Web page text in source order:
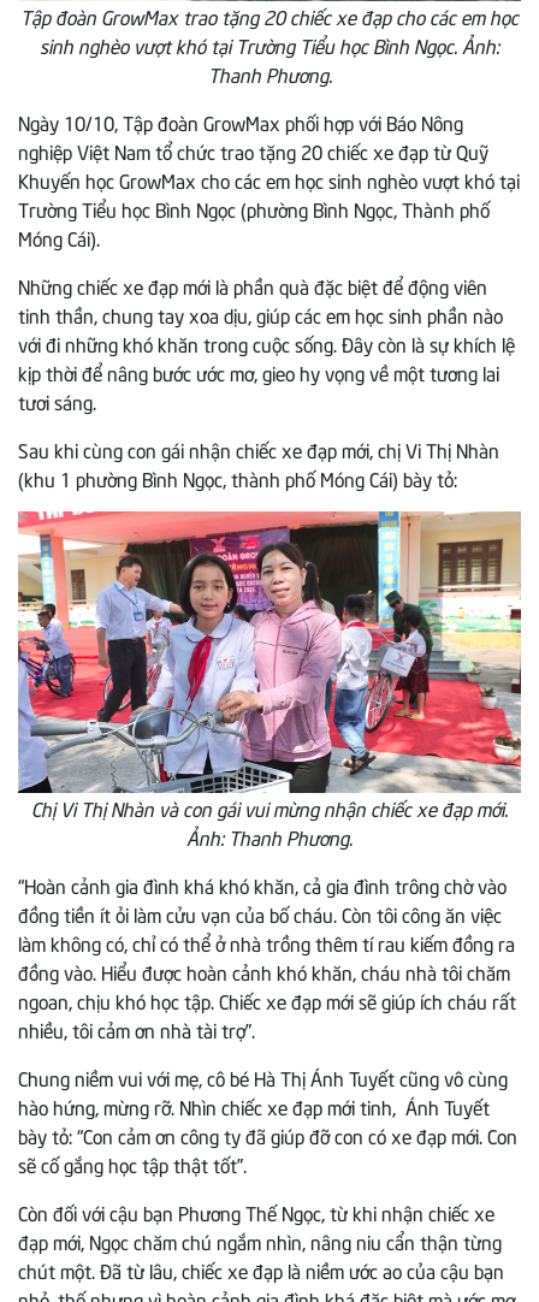
Tập đoàn GrowMax trao tặng 20 chiếc xe đạp cho các em học
sinh nghèo vượt khó tại Trường Tiểu học Bình Ngọc. Ảnh:
Thanh Phương.
Ngày 10/10, Tập đoàn GrowMax phối hợp với Báo Nông
nghiệp Việt Nam tổ chức trao tặng 20 chiếc xe đạp từ Quỹ
Khuyến học GrowMax cho các em học sinh nghèo vượt khó tại
Trường Tiểu học Bình Ngọc (phường Bình Ngọc, Thành phố
Móng Cái).
Những chiếc xe đạp mới là phần quà đặc biệt để động viên
tinh thần, chung tay xoa dịu, giúp các em học sinh phần nào
với đi những khó khăn trong cuộc sống. Đây còn là sự khích lệ
kịp thời để nâng bước ước mơ, gieo hy vọng về một tương lai
tươi sáng.
Sau khi cùng con gái nhận chiếc xe đạp mới, chị Vi Thị Nhàn
(khu 1 phường Bình Ngọc, thành phố Móng Cái) bày tỏ:
Chị Vi Thị Nhàn và con gái vui mừng nhận chiếc xe đạp mới.
Ảnh: Thanh Phương.
“Hoàn cảnh gia đình khá khó khăn, cả gia đình trông chờ vào
đồng tiền ít ỏi làm cửu vạn của bố cháu. Còn tôi công ăn việc
làm không có, chỉ có thể ở nhà trồng thêm tí rau kiếm đồng ra
đồng vào. Hiểu được hoàn cảnh khó khăn, cháu nhà tôi chăm
ngoan, chịu khó học tập. Chiếc xe đạp mới sẽ giúp ích cháu rất
nhiều, tôi cảm ơn nhà tài trợ”.
Chung niềm vui với mẹ, cô bé Hà Thị Ánh Tuyết cũng vô cùng
hào hứng, mừng rỡ. Nhìn chiếc xe đạp mới tinh, Ánh Tuyết
bày tỏ: “Con cảm ơn công ty đã giúp đỡ con có xe đạp mới. Con
sẽ cố gắng học tập thật tốt”.
Còn đối với cậu bạn Phương Thế Ngọc, từ khi nhận chiếc xe
đạp mới, Ngọc chăm chú ngắm nhìn, nâng niu cẩn thận từng
chút một. Đã từ lâu, chiếc xe đạp là niềm ước ao của cậu bạn